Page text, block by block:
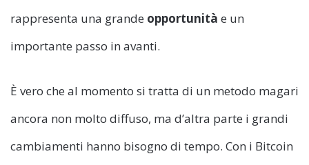
rappresenta una grande opportunità e un
importante passo in avanti.
È vero che al momento si tratta di un metodo magari
ancora non molto diffuso, ma d’altra parte i grandi
cambiamenti hanno bisogno di tempo. Con i Bitcoin